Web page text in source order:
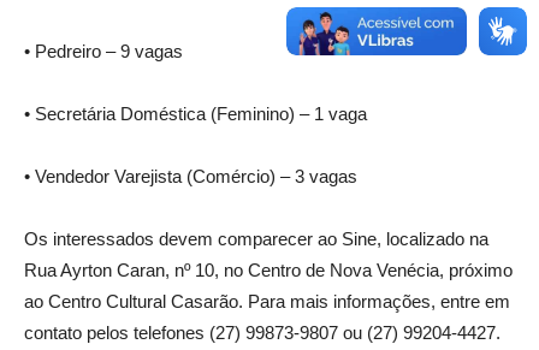
• Pedreiro – 9 vagas
• Secretária Doméstica (Feminino) – 1 vaga
• Vendedor Varejista (Comércio) – 3 vagas
Os interessados devem comparecer ao Sine, localizado na
Rua Ayrton Caran, nº 10, no Centro de Nova Venécia, próximo
ao Centro Cultural Casarão. Para mais informações, entre em
contato pelos telefones (27) 99873-9807 ou (27) 99204-4427.